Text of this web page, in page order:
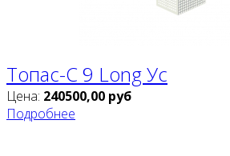
Топас-С 9 Long Ус
Цена: 240500,00 руб
Подробнее